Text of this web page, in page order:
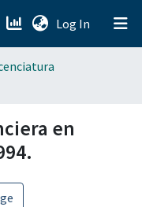
Log In (current)
en